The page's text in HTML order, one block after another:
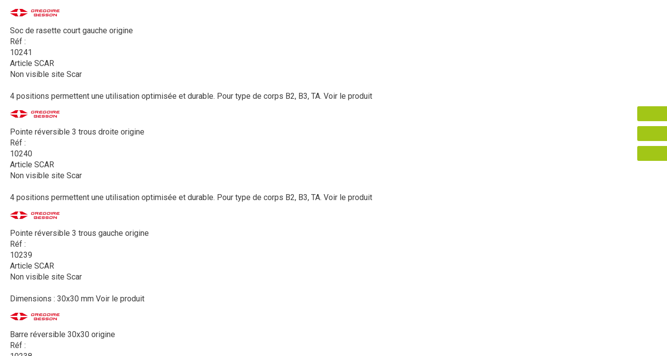
Soc de rasette court gauche origine
Réf :
10241
Article SCAR
Non visible site Scar
4 positions permettent une utilisation optimisée et durable. Pour type de corps B2, B3, TA. Voir le produit
Pointe réversible 3 trous droite origine
Réf :
10240
Article SCAR
Non visible site Scar
4 positions permettent une utilisation optimisée et durable. Pour type de corps B2, B3, TA. Voir le produit
Pointe réversible 3 trous gauche origine
Réf :
10239
Article SCAR
Non visible site Scar
Dimensions : 30x30 mm Voir le produit
Barre réversible 30x30 origine
Réf :